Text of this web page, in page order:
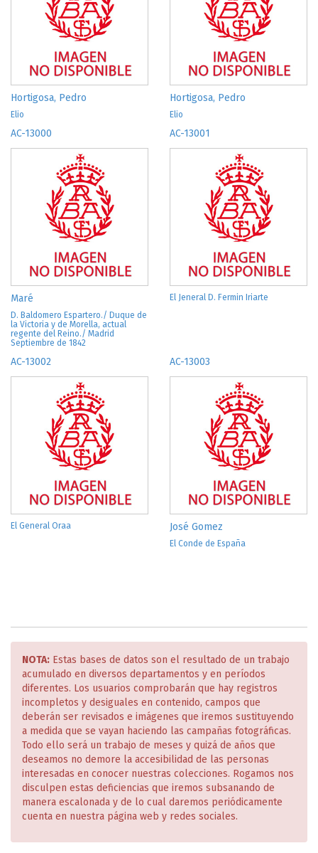
Hortigosa, Pedro
Elio
Hortigosa, Pedro
Elio
AC-13000
Maré
D. Baldomero Espartero./ Duque de
la Victoria y de Morella, actual
regente del Reino./ Madrid
Septiembre de 1842
AC-13001
El Jeneral D. Fermin Iriarte
AC-13002
El General Oraa
AC-13003
José Gomez
El Conde de España
NOTA: Estas bases de datos son el resultado de un trabajo
acumulado en diversos departamentos y en períodos
diferentes. Los usuarios comprobarán que hay registros
incompletos y desiguales en contenido, campos que
deberán ser revisados e imágenes que iremos sustituyendo
a medida que se vayan haciendo las campañas fotográficas.
Todo ello será un trabajo de meses y quizá de años que
deseamos no demore la accesibilidad de las personas
interesadas en conocer nuestras colecciones. Rogamos nos
disculpen estas deficiencias que iremos subsanando de
manera escalonada y de lo cual daremos periódicamente
cuenta en nuestra página web y redes sociales.